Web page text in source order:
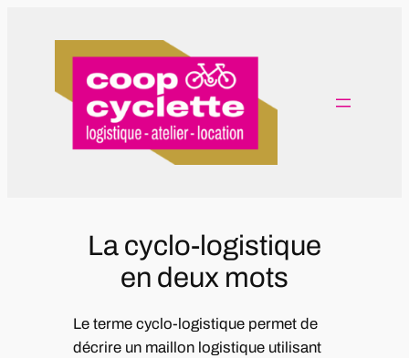
La cyclo-logistique
en deux mots
Le terme cyclo-logistique permet de
décrire un maillon logistique utilisant